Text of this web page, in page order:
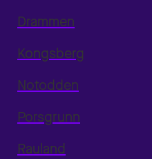
Drammen
Kongsberg
Notodden
Porsgrunn
Rauland